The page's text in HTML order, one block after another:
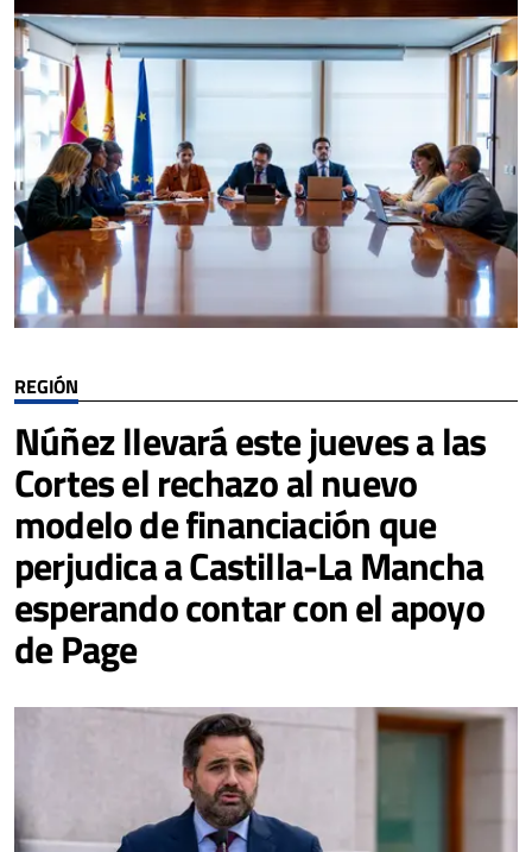
REGIÓN
Núñez llevará este jueves a las
Cortes el rechazo al nuevo
modelo de financiación que
perjudica a Castilla-La Mancha
esperando contar con el apoyo
de Page